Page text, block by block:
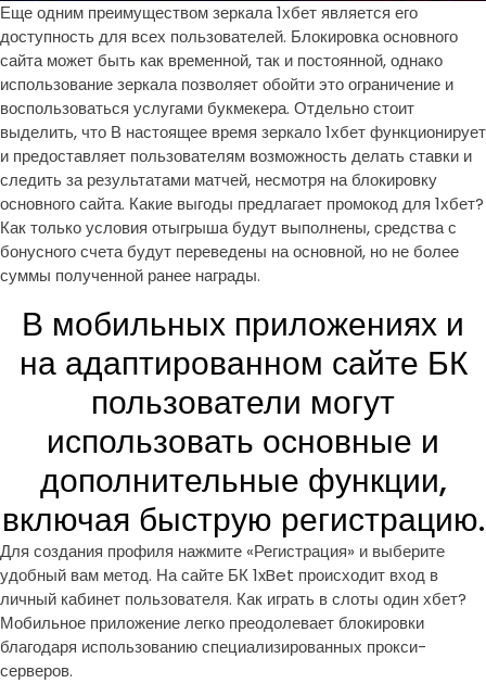
Еще одним преимуществом зеркала 1хбет является его
доступность для всех пользователей. Блокировка основного
сайта может быть как временной, так и постоянной, однако
использование зеркала позволяет обойти это ограничение и
воспользоваться услугами букмекера. Отдельно стоит
выделить, что В настоящее время зеркало 1хбет функционирует
и предоставляет пользователям возможность делать ставки и
следить за результатами матчей, несмотря на блокировку
основного сайта. Какие выгоды предлагает промокод для 1хбет?
Как только условия отыгрыша будут выполнены, средства с
бонусного счета будут переведены на основной, но не более
суммы полученной ранее награды.
В мобильных приложениях и
на адаптированном сайте БК
пользователи могут
использовать основные и
дополнительные функции,
включая быструю регистрацию.
Для создания профиля нажмите «Регистрация» и выберите
удобный вам метод. На сайте БК 1xBet происходит вход в
личный кабинет пользователя. Как играть в слоты один хбет?
Мобильное приложение легко преодолевает блокировки
благодаря использованию специализированных прокси-
серверов.